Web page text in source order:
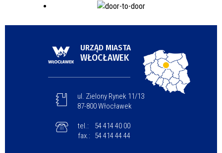
URZĄD MIASTA
WŁOCŁAWEK
ul. Zielony Rynek 11/13
87-800 Włocławek
tel.:
54 414 40 00
fax.:
54 414 44 44